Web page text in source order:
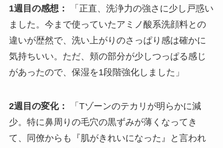
1週目の感想：
「正直、洗浄力の強さに少し戸惑い
ました。今まで使っていたアミノ酸系洗顔料との
違いが歴然で、洗い上がりのさっぱり感は確かに
気持ちいい。ただ、頬の部分が少しつっぱる感じ
があったので、保湿を1段階強化しました」
2週目の変化：
「Tゾーンのテカリが明らかに減
少。特に鼻周りの毛穴の黒ずみが薄くなってき
て、同僚からも『肌がきれいになった』と言われ